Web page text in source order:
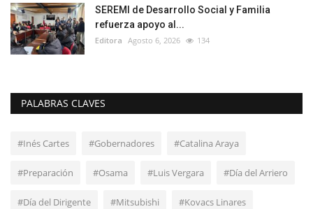
SEREMI de Desarrollo Social y Familia
refuerza apoyo al...
Editora Agosto 6, 2026 134
PALABRAS CLAVES
#Inés Cartes #Gobernadores #Catalina Araya
#Preparación #Osama #Luis Vergara #Día del Arriero
#Día del Dirigente #Mitsubishi #Kovacs Linares